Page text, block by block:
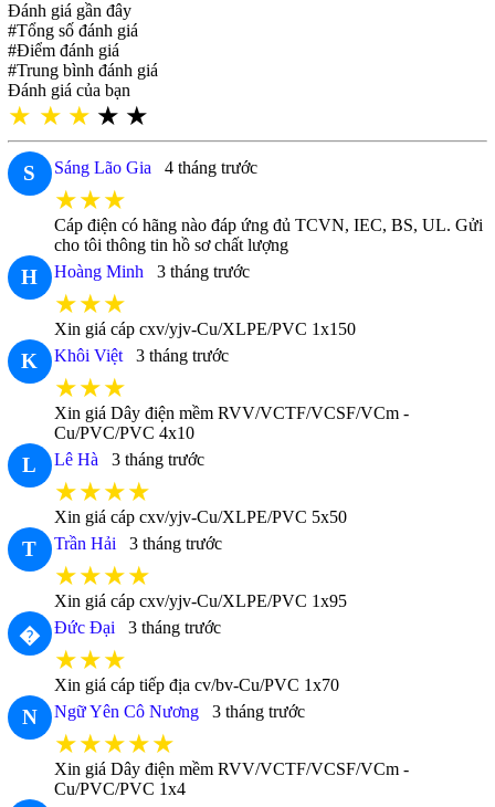
Đánh giá gần đây
#Tổng số đánh giá
#Điểm đánh giá
#Trung bình đánh giá
Đánh giá của bạn
★ ★ ★ ★ ★
S Sáng Lão Gia 4 tháng trước
★★★
Cáp điện có hãng nào đáp ứng đủ TCVN, IEC, BS, UL. Gửi
cho tôi thông tin hồ sơ chất lượng
H Hoàng Minh 3 tháng trước
★★★
Xin giá cáp cxv/yjv-Cu/XLPE/PVC 1x150
K Khôi Việt 3 tháng trước
★★★
Xin giá Dây điện mềm RVV/VCTF/VCSF/VCm -
Cu/PVC/PVC 4x10
L Lê Hà 3 tháng trước
★★★★
Xin giá cáp cxv/yjv-Cu/XLPE/PVC 5x50
T Trần Hải 3 tháng trước
★★★★
Xin giá cáp cxv/yjv-Cu/XLPE/PVC 1x95
� Đức Đại 3 tháng trước
★★★
Xin giá cáp tiếp địa cv/bv-Cu/PVC 1x70
N Ngữ Yên Cô Nương 3 tháng trước
★★★★★
Xin giá Dây điện mềm RVV/VCTF/VCSF/VCm -
Cu/PVC/PVC 1x4